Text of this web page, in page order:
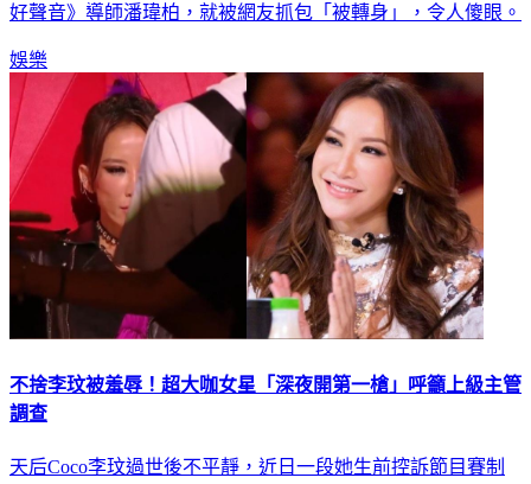
好聲音》導師潘瑋柏，就被網友抓包「被轉身」，令人傻眼。
娛樂
不捨李玟被羞辱！超大咖女星「深夜開第一槍」呼籲上級主管
調查
天后Coco李玟過世後不平靜，近日一段她生前控訴節目賽制